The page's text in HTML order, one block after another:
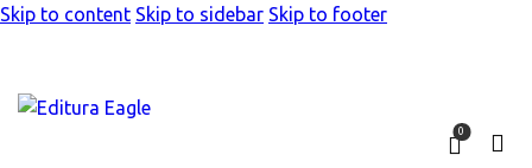
Skip to content Skip to sidebar Skip to footer
0